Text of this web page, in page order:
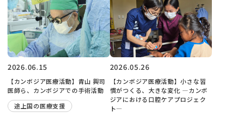
2026.06.15
【カンボジア医療活動】青山 興司
医師ら、カンボジアでの手術活動
途上国の医療支援
2026.05.26
【カンボジア医療活動】小さな習
慣がつくる、大きな変化 ―カンボ
ジアにおける口腔ケアプロジェク
ト―